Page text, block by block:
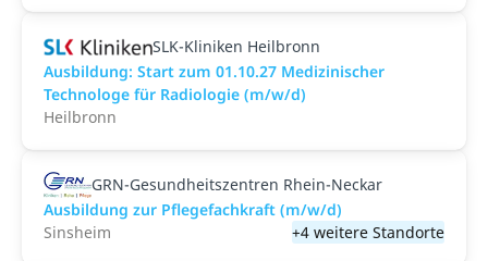
SLK-Kliniken Heilbronn
Ausbildung: Start zum 01.10.27 Medizinischer
Technologe für Radiologie (m/w/d)
Heilbronn
GRN-Gesundheitszentren Rhein-Neckar
Ausbildung zur Pflegefachkraft (m/w/d)
Sinsheim
+4 weitere Standorte